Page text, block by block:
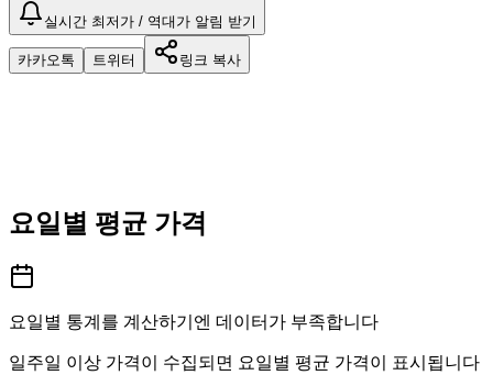
실시간 최저가 / 역대가 알림 받기
카카오톡 트위터 링크 복사
요일별 평균 가격
요일별 통계를 계산하기엔 데이터가 부족합니다
일주일 이상 가격이 수집되면 요일별 평균 가격이 표시됩니다